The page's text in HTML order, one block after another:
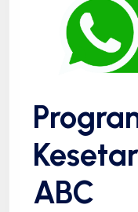
ABC